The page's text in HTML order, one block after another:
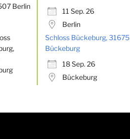
11 Sep. 26
Berlin
Schloss Bückeburg, 31675
Bückeburg
18 Sep. 26
Bückeburg